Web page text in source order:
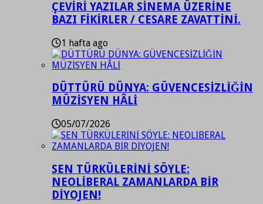
ÇEVİRİ YAZILAR SİNEMA ÜZERİNE
BAZI FİKİRLER / CESARE ZAVATTİNİ.
1 hafta ago
DÜTTÜRÜ DÜNYA: GÜVENCESİZLİĞİN
MÜZİSYEN HÂLİ
05/07/2026
SEN TÜRKÜLERİNİ SÖYLE:
NEOLİBERAL ZAMANLARDA BİR
DİYOJEN!